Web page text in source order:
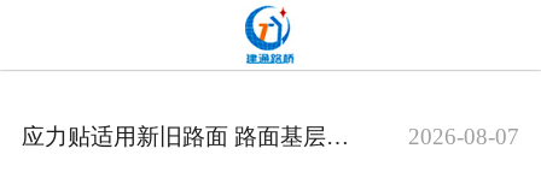
产品中心
应力贴适用新旧路面 路面基层裂缝处置解析 2026-08-07